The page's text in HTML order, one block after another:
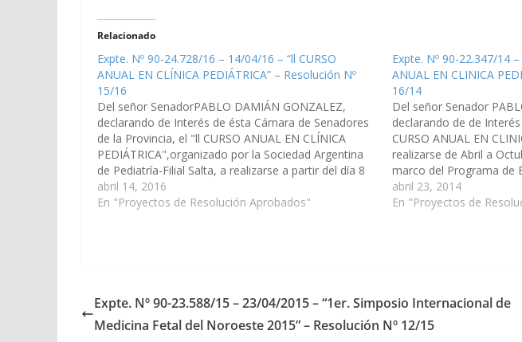
Relacionado
Expte. Nº 90-24.728/16 – 14/04/16 – “ll CURSO
ANUAL EN CLÍNICA PEDIÁTRICA” – Resolución Nº
15/16
Del señor SenadorPABLO DAMIÁN GONZALEZ,
declarando de Interés de ésta Cámara de Senadores
de la Provincia, el "ll CURSO ANUAL EN CLÍNICA
PEDIÁTRICA",organizado por la Sociedad Argentina
de Pediatría-Filial Salta, a realizarse a partir del día 8
de abril hasta el 12 de noviembre del cte. año.(Expte.
Nº 90-24.728/16 – A la…
abril 14, 2016
En "Proyectos de Resolución Aprobados"
Expte. Nº 90-22.347/14
ANUAL EN CLINICA
16/14
Del señor Senador
declarando de de
CURSO ANUAL EN
realizarse de Abril a
marco del Programa de
es organizado por la
-…
abril 23, 2014
En "Proyectos de
Expte. Nº 90-23.588/15 – 23/04/2015 – “1er. Simposio Internacional de
Medicina Fetal del Noroeste 2015” – Resolución Nº 12/15